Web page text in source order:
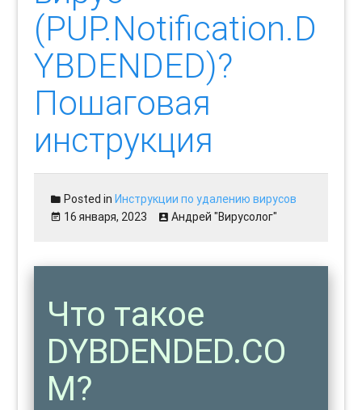
(PUP.Notification.D
YBDENDED)?
Пошаговая
инструкция
Posted inИнструкции по удалению вирусов
16 января, 2023
Андрей "Вирусолог"
Что такое
DYBDENDED.CO
M?